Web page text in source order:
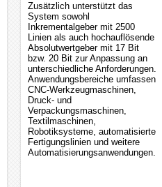
Zusätzlich unterstützt das
System sowohl
Inkrementalgeber mit 2500
Linien als auch hochauflösende
Absolutwertgeber mit 17 Bit
bzw. 20 Bit zur Anpassung an
unterschiedliche Anforderungen.
Anwendungsbereiche umfassen
CNC-Werkzeugmaschinen,
Druck- und
Verpackungsmaschinen,
Textilmaschinen,
Robotiksysteme, automatisierte
Fertigungslinien und weitere
Automatisierungsanwendungen.